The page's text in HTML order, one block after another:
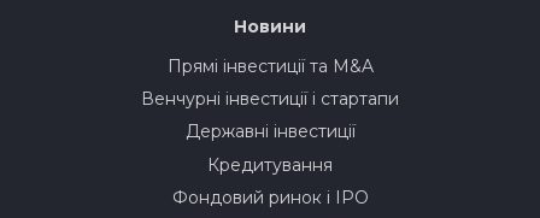
Новини
Прямі інвестиції та M&A
Венчурні інвестиції і стартапи
Державні інвестиції
Кредитування
Фондовий ринок і IPO